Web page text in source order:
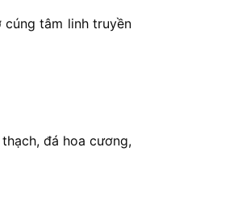
tâm linh truyền
đá hoa cương,